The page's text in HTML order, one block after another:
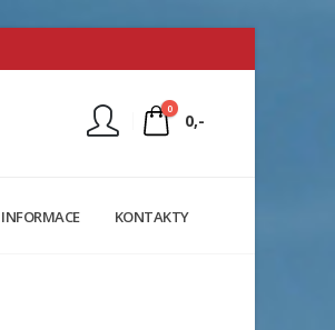
0
0,-
INFORMACE KONTAKTY